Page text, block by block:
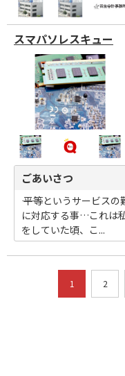
スマパソレスキュー
ごあいさつ
―― 平等というサービス
に対応する事…これは
をしていた頃、こ...
1 2